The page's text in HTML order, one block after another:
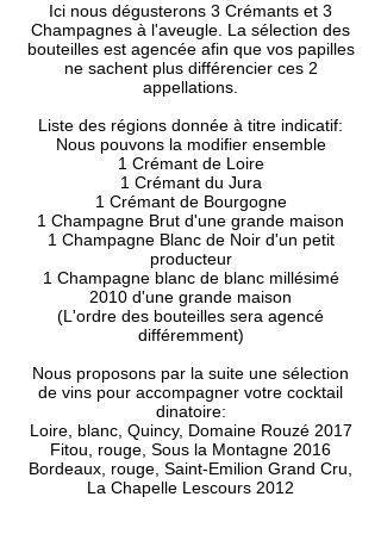
Ici nous dégusterons 3 Crémants et 3
Champagnes à l'aveugle. La sélection des
bouteilles est agencée afin que vos papilles
ne sachent plus différencier ces 2
appellations.
Liste des régions donnée à titre indicatif:
Nous pouvons la modifier ensemble
1 Crémant de Loire
1 Crémant du Jura
1 Crémant de Bourgogne
1 Champagne Brut d'une grande maison
1 Champagne Blanc de Noir d'un petit
producteur
1 Champagne blanc de blanc millésimé
2010 d'une grande maison
(L'ordre des bouteilles sera agencé
différemment)
Nous proposons par la suite une sélection
de vins pour accompagner votre cocktail
dinatoire:
Loire, blanc, Quincy, Domaine Rouzé 2017
Fitou, rouge, Sous la Montagne 2016
Bordeaux, rouge, Saint-Emilion Grand Cru,
La Chapelle Lescours 2012